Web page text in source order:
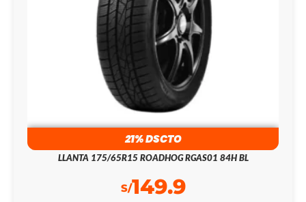
21% DSCTO
LLANTA 175/65R15 ROADHOG RGAS01 84H BL
S/149.9